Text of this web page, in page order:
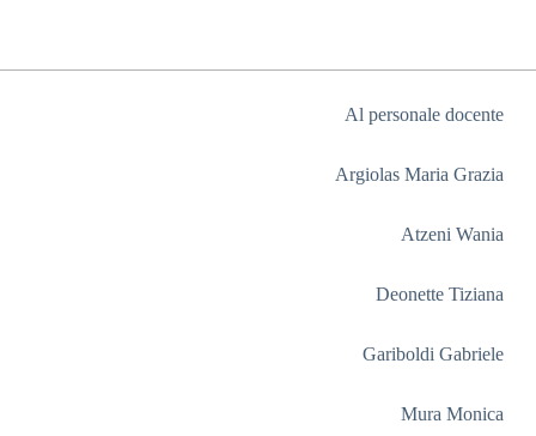
Al personale docente
Argiolas Maria Grazia
Atzeni Wania
Deonette Tiziana
Gariboldi Gabriele
Mura Monica